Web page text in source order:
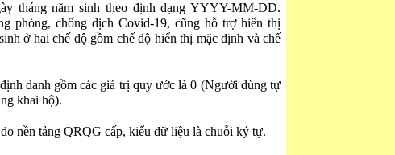
tháng năm sinh theo định dạng YYYY-MM-DD.
phòng, chống dịch Covid-19, cũng hỗ trợ hiển thị
ở hai chế độ gồm chế độ hiển thị mặc định và chế
danh gồm các giá trị quy ước là 0 (Người dùng tự
khai hộ).
nền tảng QRQG cấp, kiểu dữ liệu là chuỗi ký tự.